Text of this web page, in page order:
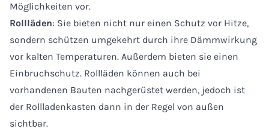
Möglichkeiten vor.
Rollläden: Sie bieten nicht nur einen Schutz vor Hitze,
sondern schützen umgekehrt durch ihre Dämmwirkung
vor kalten Temperaturen. Außerdem bieten sie einen
Einbruchschutz. Rollläden können auch bei
vorhandenen Bauten nachgerüstet werden, jedoch ist
der Rollladenkasten dann in der Regel von außen
sichtbar.